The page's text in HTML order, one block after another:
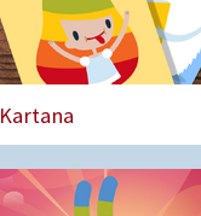
Kartana